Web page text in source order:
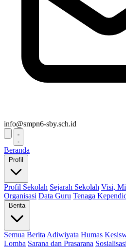
info@smpn6-sby.sch.id
Beranda
Profil
Profil Sekolah Sejarah Sekolah Visi,
Organisasi Data Guru Tenaga
Berita
Semua Berita Adiwiyata Humas
Lomba Sarana dan Prasarana Sosialisasi